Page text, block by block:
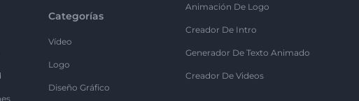
Categorías
Vídeo
Logo
Diseño Gráfico
Animación De Logo
Creador De Intro
Generador De Texto Animado
Creador De Videos